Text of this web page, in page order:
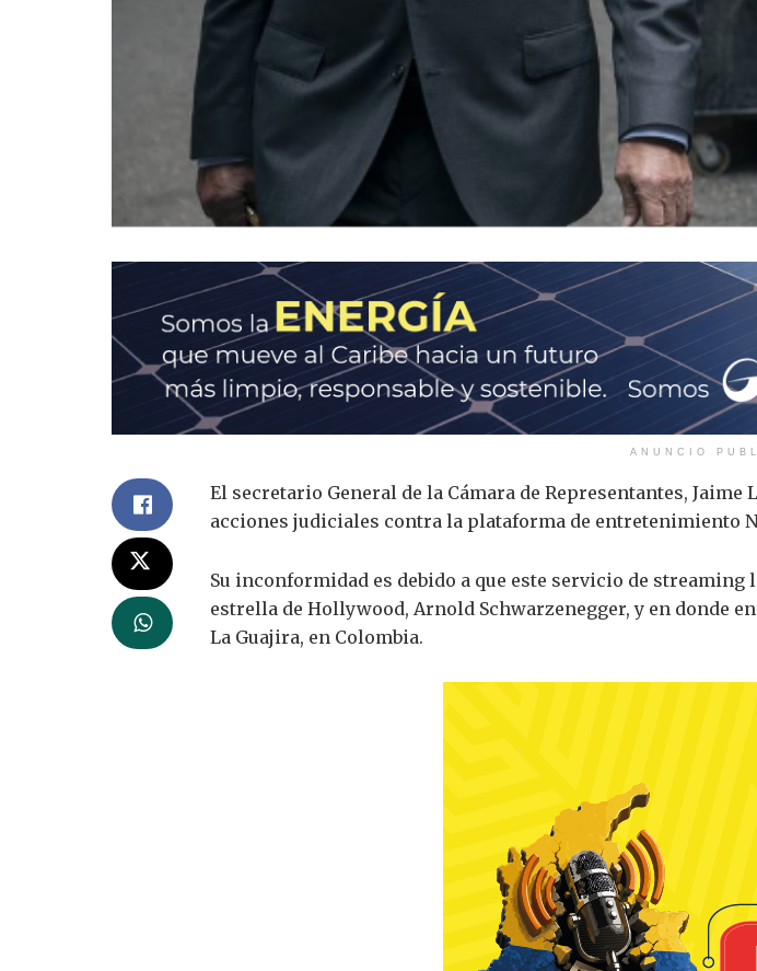
ANUNCIO
El secretario General de la Cámara de Representantes,
acciones judiciales contra la plataforma de entretenimiento
Su inconformidad es debido a que este servicio de
estrella de Hollywood, Arnold Schwarzenegger, y en donde
La Guajira, en Colombia.